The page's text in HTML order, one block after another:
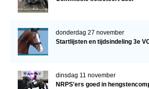
donderdag 27 november
Startlijsten en tijdsindeling 3e
dinsdag 11 november
NRPS'ers goed in